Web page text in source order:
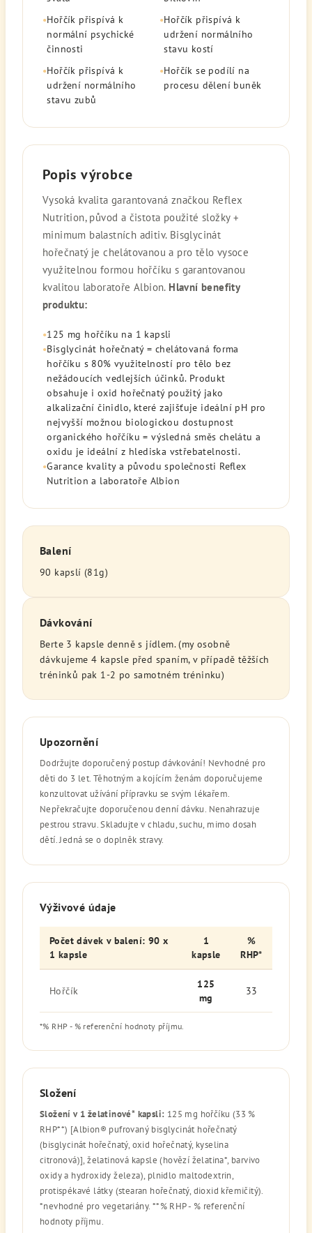
•Hořčík přispívá k
normální psychické
činnosti
•Hořčík přispívá k
udržení normálního
stavu kostí
•Hořčík přispívá k
udržení normálního
stavu zubů
•Hořčík se podílí na
procesu dělení buněk
Popis výrobce
Vysoká kvalita garantovaná značkou Reflex
Nutrition, původ a čistota použité složky +
minimum balastních aditiv. Bisglycinát
hořečnatý je chelátovanou a pro tělo vysoce
využitelnou formou hořčíku s garantovanou
kvalitou laboratoře Albion. Hlavní benefity
produktu:
•125 mg hořčíku na 1 kapsli
•Bisglycinát hořečnatý = chelátovaná forma
hořčíku s 80% využitelností pro tělo bez
nežádoucích vedlejších účinků. Produkt
obsahuje i oxid hořečnatý použitý jako
alkalizační činidlo, které zajišťuje ideální pH pro
nejvyšší možnou biologickou dostupnost
organického hořčíku = výsledná směs chelátu a
oxidu je ideální z hlediska vstřebatelnosti.
•Garance kvality a původu společnosti Reflex
Nutrition a laboratoře Albion
Balení
90 kapslí (81g)
Dávkování
Berte 3 kapsle denně s jídlem. (my osobně
dávkujeme 4 kapsle před spaním, v případě těžších
tréninků pak 1-2 po samotném tréninku)
Upozornění
Dodržujte doporučený postup dávkování! Nevhodné pro
děti do 3 let. Těhotným a kojícím ženám doporučujeme
konzultovat užívání přípravku se svým lékařem.
Nepřekračujte doporučenou denní dávku. Nenahrazuje
pestrou stravu. Skladujte v chladu, suchu, mimo dosah
dětí. Jedná se o doplněk stravy.
Výživové údaje
Počet dávek v balení: 90 x
1 kapsle
1
kapsle
%
RHP*
Hořčík
125
mg
33
*% RHP - % referenční hodnoty příjmu.
Složení
Složení v 1 želatinové* kapsli: 125 mg hořčíku (33 %
RHP**) [Albion® pufrovaný bisglycinát hořečnatý
(bisglycinát hořečnatý, oxid hořečnatý, kyselina
citronová)], želatinová kapsle (hovězí želatina*, barvivo
oxidy a hydroxidy železa), plnidlo maltodextrin,
protispékavé látky (stearan hořečnatý, dioxid křemičitý).
*nevhodné pro vegetariány. **% RHP - % referenční
hodnoty příjmu.